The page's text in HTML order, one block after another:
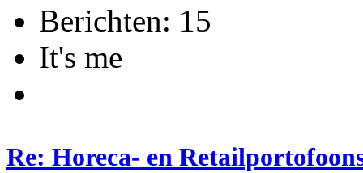
Berichten: 15
It's me
Re: Horeca- en